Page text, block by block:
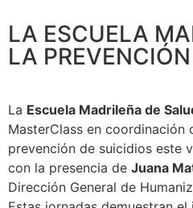
LA ESCUELA
LA
La Escuela Madrileña de
MasterClass en coordinación
prevención de suicidios este
con la presencia de Juana
Dirección General de